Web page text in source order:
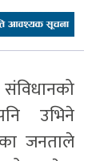
उभिने
जनताले